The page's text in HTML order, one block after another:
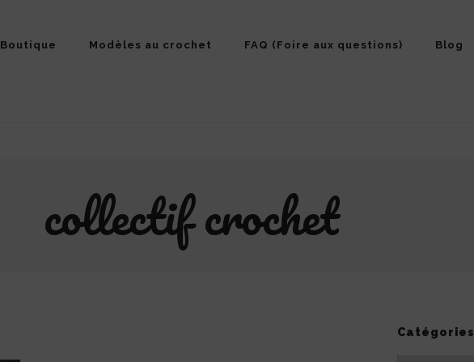
Boutique Modèles au crochet FAQ (Foire aux questions) Blog
collectif crochet
Catégories